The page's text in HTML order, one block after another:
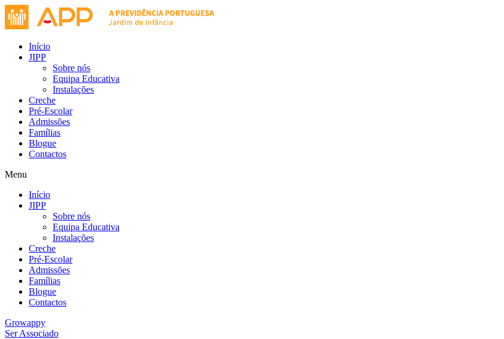
Início
JIPP
Sobre nós
Equipa Educativa
Instalações
Creche
Pré-Escolar
Admissões
Famílias
Blogue
Contactos
Menu
Início
JIPP
Sobre nós
Equipa Educativa
Instalações
Creche
Pré-Escolar
Admissões
Famílias
Blogue
Contactos
Growappy
Ser Associado